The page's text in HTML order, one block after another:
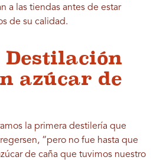
a las tiendas antes de estar
de su calidad.
azúcar de
la primera destilería que
“pero no fue hasta que
de caña que tuvimos nuestro